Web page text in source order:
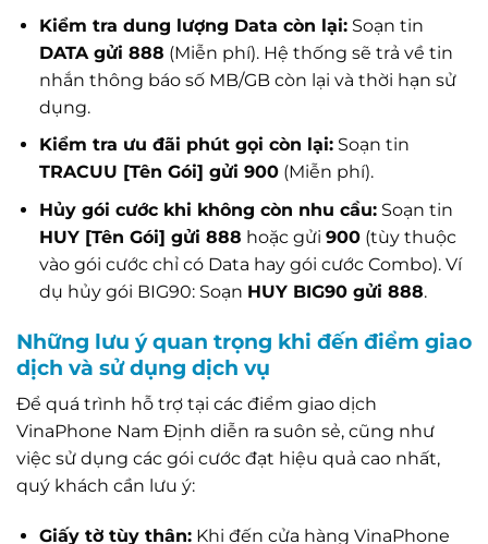
Kiểm tra dung lượng Data còn lại:Soạn tin
DATA gửi 888 (Miễn phí). Hệ thống sẽ trả về tin
nhắn thông báo số MB/GB còn lại và thời hạn sử
dụng.
Kiểm tra ưu đãi phút gọi còn lại:Soạn tin
TRACUU [Tên Gói] gửi 900(Miễn phí).
Hủy gói cước khi không còn nhu cầu:Soạn tin
HUY [Tên Gói] gửi 888 hoặc gửi 900(tùy thuộc
vào gói cước chỉ có Data hay gói cước Combo). Ví
dụ hủy gói BIG90: Soạn HUY BIG90 gửi 888.
Những lưu ý quan trọng khi đến điểm giao
dịch và sử dụng dịch vụ
Để quá trình hỗ trợ tại các điểm giao dịch
VinaPhone Nam Định diễn ra suôn sẻ, cũng như
việc sử dụng các gói cước đạt hiệu quả cao nhất,
quý khách cần lưu ý:
Giấy tờ tùy thân:Khi đến cửa hàng VinaPhone